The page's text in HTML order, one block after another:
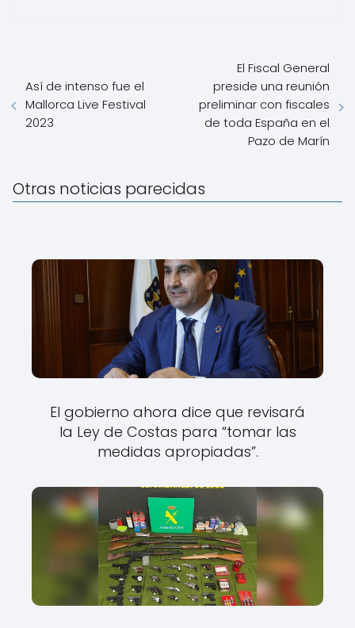
Así de intenso fue el
Mallorca Live Festival
2023
El Fiscal General
preside una reunión
preliminar con fiscales
de toda España en el
Pazo de Marín
Otras noticias parecidas
El gobierno ahora dice que revisará
la Ley de Costas para “tomar las
medidas apropiadas”.